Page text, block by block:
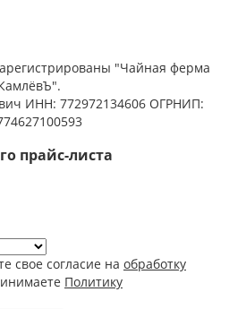
"Чайная ферма
ИНН: 772972134606 ОГРНИП:
прайс-листа
свое согласие на обработку
Политику